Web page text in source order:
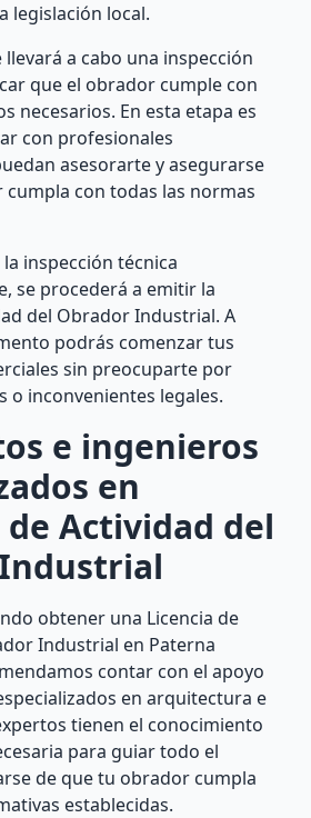
legislación local.
a cabo una inspección
que el obrador cumple con
necesarios. En esta etapa es
con profesionales
asesorarte y asegurarse
con todas las normas
inspección técnica
se procederá a emitir la
del Obrador Industrial. A
podrás comenzar tus
sin preocuparte por
o inconvenientes legales.
e ingenieros
en
de Actividad del
obtener una Licencia de
Industrial en Paterna
contar con el apoyo
en arquitectura e
tienen el conocimiento
para guiar todo el
de que tu obrador cumpla
establecidas.